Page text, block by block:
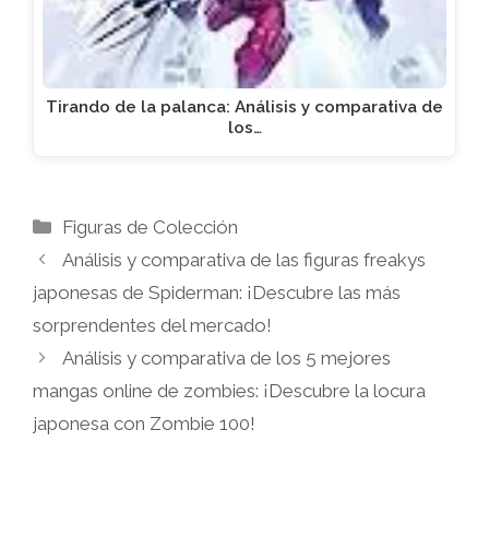
Tirando de la palanca: Análisis y comparativa de
los…
Categorías
Figuras de Colección
Análisis y comparativa de las figuras freakys
japonesas de Spiderman: ¡Descubre las más
sorprendentes del mercado!
Análisis y comparativa de los 5 mejores
mangas online de zombies: ¡Descubre la locura
japonesa con Zombie 100!